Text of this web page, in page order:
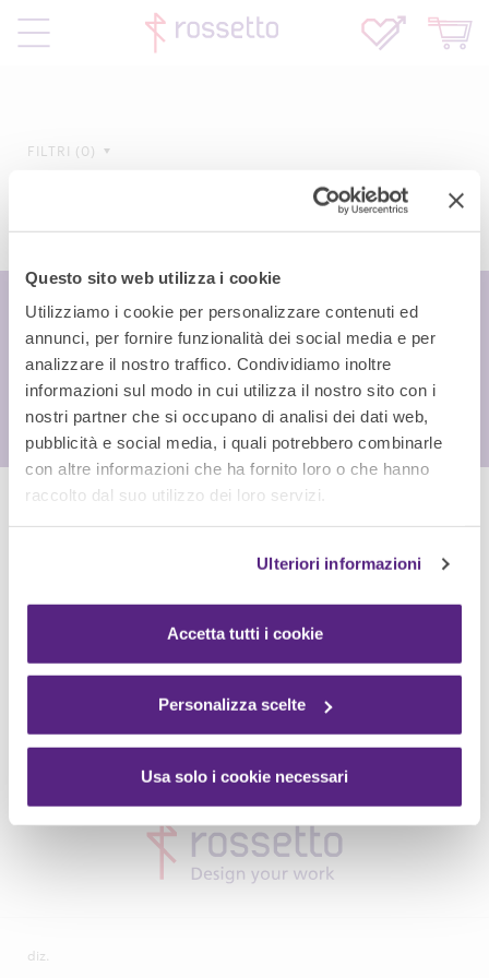
Questo sito web utilizza i cookie
Utilizziamo i cookie per personalizzare contenuti ed
annunci, per fornire funzionalità dei social media e per
analizzare il nostro traffico. Condividiamo inoltre
informazioni sul modo in cui utilizza il nostro sito con i
nostri partner che si occupano di analisi dei dati web,
pubblicità e social media, i quali potrebbero combinarle
con altre informazioni che ha fornito loro o che hanno
raccolto dal suo utilizzo dei loro servizi.
Ulteriori informazioni
Accetta tutti i cookie
Personalizza scelte
Usa solo i cookie necessari
FILTRI 0
diz.